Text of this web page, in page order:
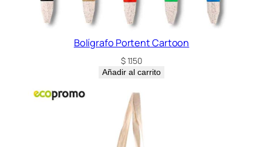
Bolígrafo Portent Cartoon
$1.150
Añadir al carrito